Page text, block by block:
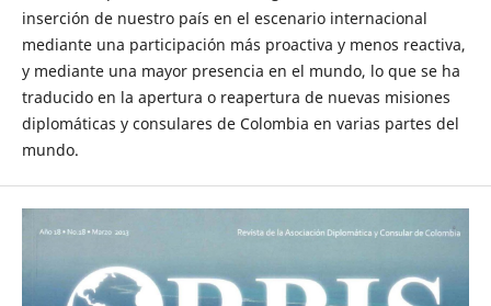
inserción de nuestro país en el escenario internacional
mediante una participación más proactiva y menos reactiva,
y mediante una mayor presencia en el mundo, lo que se ha
traducido en la apertura o reapertura de nuevas misiones
diplomáticas y consulares de Colombia en varias partes del
mundo.